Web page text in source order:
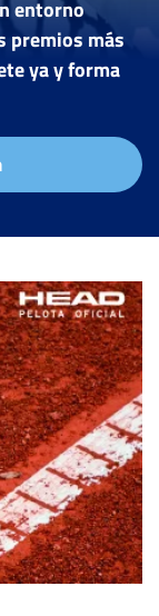
entorno
premios más
ya y forma